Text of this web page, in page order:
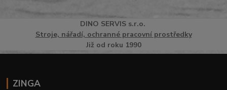
DINO SERVISs.r.o.
Stroje, nářadí, ochranné pracovní prostředky
Již od roku 1990
ZINGA